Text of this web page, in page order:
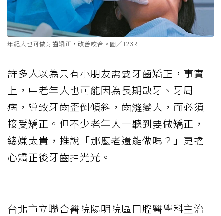
年紀大也可做牙齒矯正，改善咬合。圖／123RF
許多人以為只有小朋友需要牙齒矯正，事實
上，中老年人也可能因為長期缺牙、牙周
病，導致牙齒歪倒傾斜，齒縫變大，而必須
接受矯正。但不少老年人一聽到要做矯正，
總嫌太貴，推說「那麼老還能做嗎？」更擔
心矯正後牙齒掉光光。
台北市立聯合醫院陽明院區口腔醫學科主治